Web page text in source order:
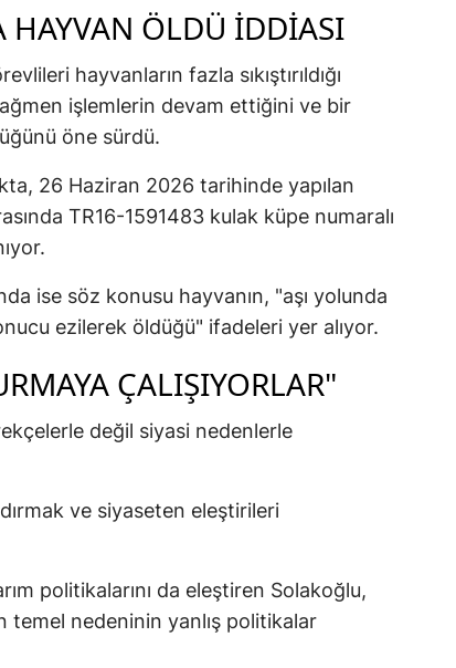
HAYVAN ÖLDÜ IDDIASI
hayvanların fazla sıkıştırıldığı
işlemlerin devam ettiğini ve bir
öne sürdü.
26 Haziran 2026 tarihinde yapılan
TR16-1591483 kulak küpe numaralı
ise söz konusu hayvanın, "aşı yolunda
ezilerek öldüğü" ifadeleri yer alıyor.
ÇALIŞIYORLAR"
değil siyasi nedenlerle
ve siyaseten eleştirileri
politikalarını da eleştiren Solakoğlu,
temel nedeninin yanlış politikalar